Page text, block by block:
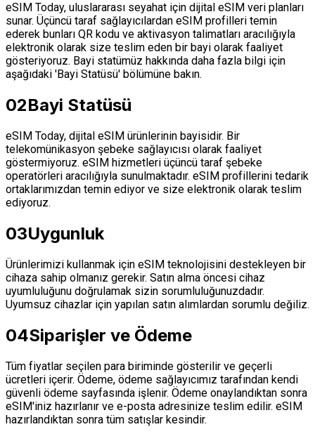
eSIM Today, uluslararası seyahat için dijital eSIM veri planları
sunar. Üçüncü taraf sağlayıcılardan eSIM profilleri temin
ederek bunları QR kodu ve aktivasyon talimatları aracılığıyla
elektronik olarak size teslim eden bir bayi olarak faaliyet
gösteriyoruz. Bayi statümüz hakkında daha fazla bilgi için
aşağıdaki 'Bayi Statüsü' bölümüne bakın.
02Bayi Statüsü
eSIM Today, dijital eSIM ürünlerinin bayisidir. Bir
telekomünikasyon şebeke sağlayıcısı olarak faaliyet
göstermiyoruz. eSIM hizmetleri üçüncü taraf şebeke
operatörleri aracılığıyla sunulmaktadır. eSIM profillerini tedarik
ortaklarımızdan temin ediyor ve size elektronik olarak teslim
ediyoruz.
03Uygunluk
Ürünlerimizi kullanmak için eSIM teknolojisini destekleyen bir
cihaza sahip olmanız gerekir. Satın alma öncesi cihaz
uyumluluğunu doğrulamak sizin sorumluluğunuzdadır.
Uyumsuz cihazlar için yapılan satın alımlardan sorumlu değiliz.
04Siparişler ve Ödeme
Tüm fiyatlar seçilen para biriminde gösterilir ve geçerli
ücretleri içerir. Ödeme, ödeme sağlayıcımız tarafından kendi
güvenli ödeme sayfasında işlenir. Ödeme onaylandıktan sonra
eSIM'iniz hazırlanır ve e-posta adresinize teslim edilir. eSIM
hazırlandıktan sonra tüm satışlar kesindir.